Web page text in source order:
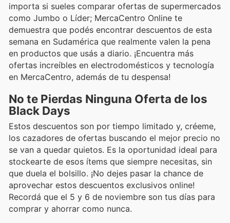
importa si sueles comparar ofertas de supermercados
como Jumbo o Líder; MercaCentro Online te
demuestra que podés encontrar descuentos de esta
semana en Sudamérica que realmente valen la pena
en productos que usás a diario. ¡Encuentra más
ofertas increíbles en electrodomésticos y tecnología
en MercaCentro, además de tu despensa!
No te Pierdas Ninguna Oferta de los
Black Days
Estos descuentos son por tiempo limitado y, créeme,
los cazadores de ofertas buscando el mejor precio no
se van a quedar quietos. Es la oportunidad ideal para
stockearte de esos ítems que siempre necesitas, sin
que duela el bolsillo. ¡No dejes pasar la chance de
aprovechar estos descuentos exclusivos online!
Recordá que el 5 y 6 de noviembre son tus días para
comprar y ahorrar como nunca.